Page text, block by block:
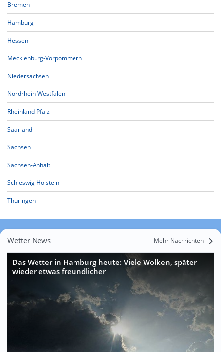
Bremen
Hamburg
Hessen
Mecklenburg-Vorpommern
Niedersachsen
Nordrhein-Westfalen
Rheinland-Pfalz
Saarland
Sachsen
Sachsen-Anhalt
Schleswig-Holstein
Thüringen
Wetter News Mehr Nachrichten
Das Wetter in Hamburg heute: Viele Wolken, später
wieder etwas freundlicher